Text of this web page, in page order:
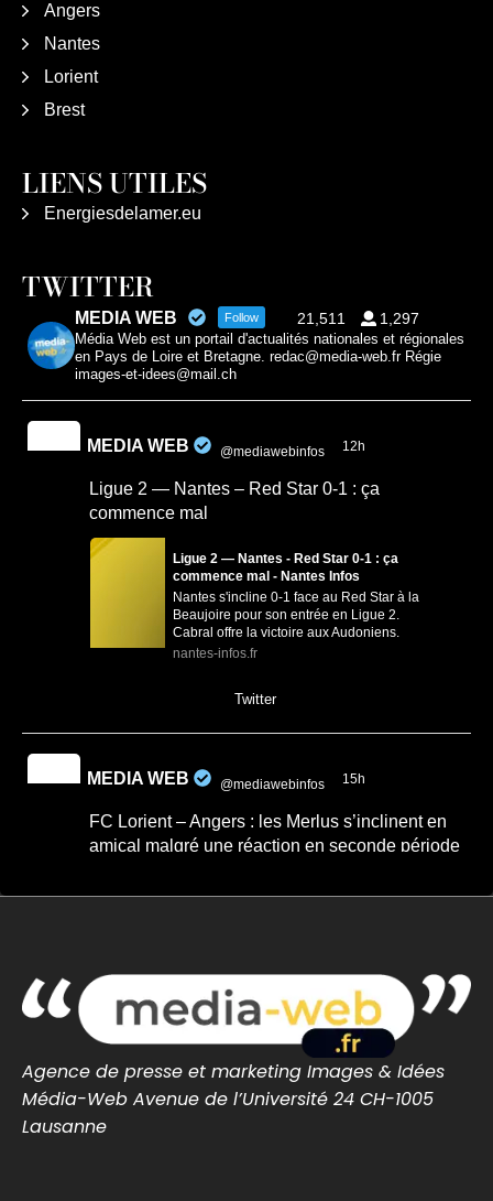
Angers
Nantes
Lorient
Brest
LIENS UTILES
Energiesdelamer.eu
TWITTER
MEDIA WEB Follow 21,511 1,297
Média Web est un portail d'actualités nationales et régionales
en Pays de Loire et Bretagne. redac@media-web.fr Régie
images-et-idees@mail.ch
MEDIA WEB @mediawebinfos 12h
Ligue 2 — Nantes – Red Star 0-1 : ça
commence mal
Ligue 2 — Nantes - Red Star 0-1 : ça
commence mal - Nantes Infos
Nantes s'incline 0-1 face au Red Star à la
Beaujoire pour son entrée en Ligue 2.
Cabral offre la victoire aux Audoniens.
nantes-infos.fr
Twitter
MEDIA WEB @mediawebinfos 15h
FC Lorient – Angers : les Merlus s’inclinent en
amical malgré une réaction en seconde période
Résumé, buts et réacti...
lorient-infos.fr
0 0 Twitter
MEDIA WEB
Agence de presse et marketing Images & Idées
Média-Web Avenue de l’Université 24 CH-1005
Lausanne